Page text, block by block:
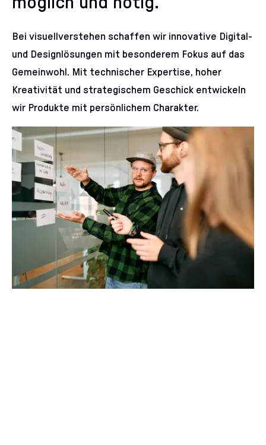
Bei visuellverstehen schaffen wir innovative Digital-
und Designlösungen mit besonderem Fokus auf das
Gemeinwohl. Mit technischer Expertise, hoher
Kreativität und strategischem Geschick entwickeln
wir Produkte mit persönlichem Charakter.